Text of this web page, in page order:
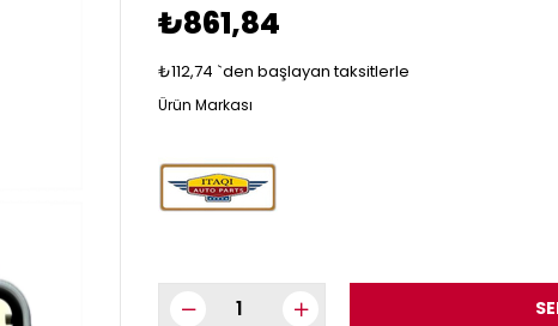
₺861,84
₺112,74 `den başlayan taksitlerle